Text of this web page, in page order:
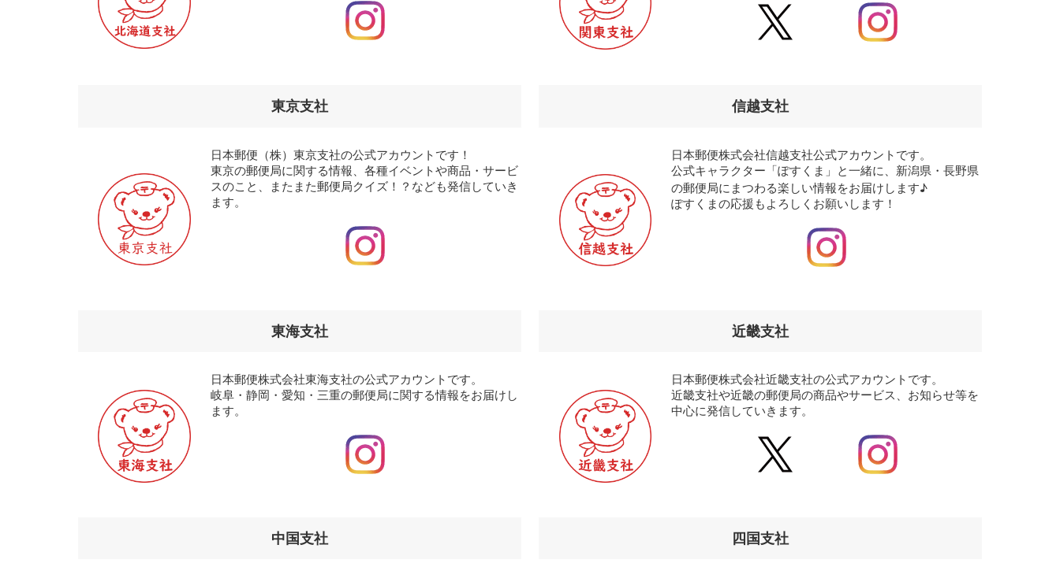
東京支社
日本郵便（株）東京支社の公式アカウントです！
東京の郵便局に関する情報、各種イベントや商品・サービ
スのこと、またまた郵便局クイズ！？なども発信していき
ます。
信越支社
日本郵便株式会社信越支社公式アカウントです。
公式キャラクター「ぽすくま」と一緒に、新潟県・長野県
の郵便局にまつわる楽しい情報をお届けします♪
ぽすくまの応援もよろしくお願いします！
東海支社
日本郵便株式会社東海支社の公式アカウントです。
岐阜・静岡・愛知・三重の郵便局に関する情報をお届けし
ます。
近畿支社
日本郵便株式会社近畿支社の公式アカウントです。
近畿支社や近畿の郵便局の商品やサービス、お知らせ等を
中心に発信していきます。
中国支社 四国支社